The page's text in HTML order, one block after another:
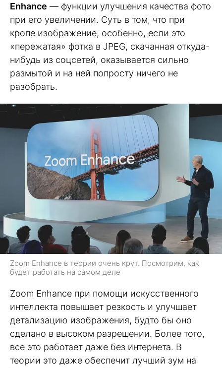
Enhance — функции улучшения качества фото
при его увеличении. Суть в том, что при
кропе изображение, особенно, если это
«пережатая» фотка в JPEG, скачанная откуда-
нибудь из соцсетей, оказывается сильно
размытой и на ней попросту ничего не
разобрать.
Zoom Enhance в теории очень крут. Посмотрим, как
будет работать на самом деле
Zoom Enhance при помощи искусственного
интеллекта повышает резкость и улучшает
детализацию изображения, будто бы оно
сделано в высоком разрешении. Более того,
все это работает даже без интернета. В
теории это даже обеспечит лучший зум на